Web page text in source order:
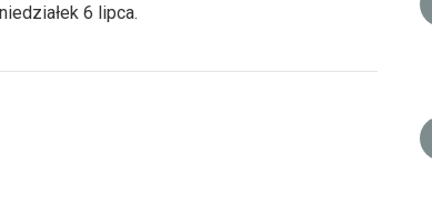
6 lipca.